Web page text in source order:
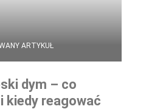
ARTYKUŁ
dym – co
kiedy reagować